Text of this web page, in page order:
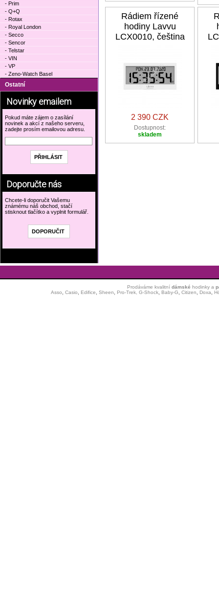
Rádiem řízené
hodiny Lavvu
LCX0010, čeština
2 390 CZK
Dostupnost:
skladem
- Prim
- Q+Q
- Rotax
- Royal London
- Secco
- Sencor
- Telstar
- VIN
- VP
- Zeno-Watch Basel
Ostatní
Novinky emailem
Pokud máte zájem o zasílání
novinek a akcí z našeho serveru,
zadejte prosím emailovou adresu.
Doporučte nás
Chcete-li doporučit Vašemu
známému náš obchod, stačí
stisknout tlačítko a vyplnit formulář.
Prodáváme kvalitní dámské hodinkya
Asso
Casio Edifice Sheen Pro-Trek, G-Shock, Baby-G Citizen Doxa